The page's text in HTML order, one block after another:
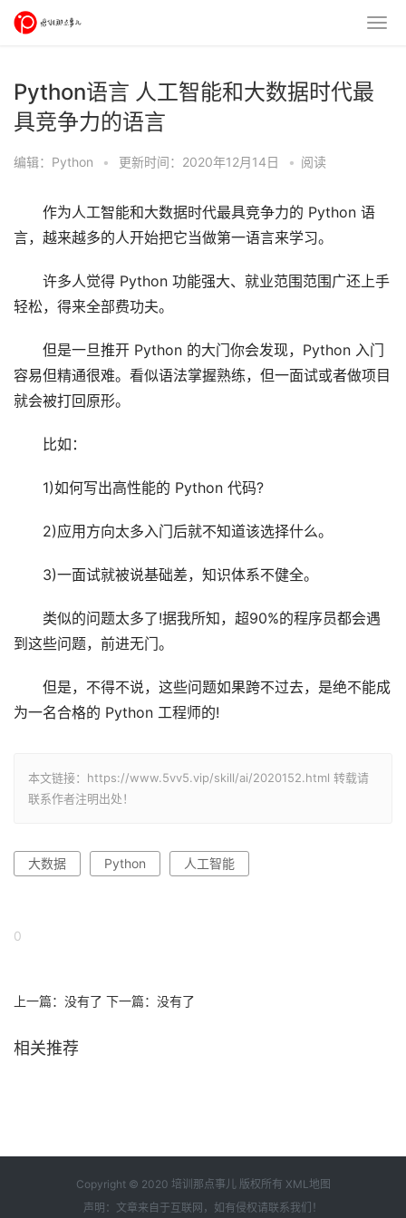
Python语言 人工智能和大数据时代最
具竞争力的语言
编辑：Python • 更新时间：2020年12月14日 • 阅读
作为人工智能和大数据时代最具竞争力的 Python 语
言，越来越多的人开始把它当做第一语言来学习。
许多人觉得 Python 功能强大、就业范围范围广还上手
轻松，得来全部费功夫。
但是一旦推开 Python 的大门你会发现，Python 入门
容易但精通很难。看似语法掌握熟练，但一面试或者做项目
就会被打回原形。
比如：
1)如何写出高性能的 Python 代码?
2)应用方向太多入门后就不知道该选择什么。
3)一面试就被说基础差，知识体系不健全。
类似的问题太多了!据我所知，超90%的程序员都会遇
到这些问题，前进无门。
但是，不得不说，这些问题如果跨不过去，是绝不能成
为一名合格的 Python 工程师的!
本文链接：https://www.5vv5.vip/skill/ai/2020152.html 转载请
联系作者注明出处！
大数据 Python 人工智能
0
上一篇：没有了 下一篇：没有了
相关推荐
Copyright © 2020 培训那点事儿 版权所有 XML地图
声明：文章来自于互联网，如有侵权请联系我们 ！